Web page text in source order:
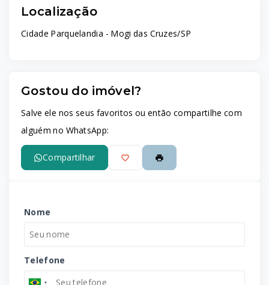
Localização
Cidade Parquelandia - Mogi das Cruzes/SP
Gostou do imóvel?
Salve ele nos seus favoritos ou então compartilhe com
alguém no WhatsApp:
Compartilhar
Nome
Telefone